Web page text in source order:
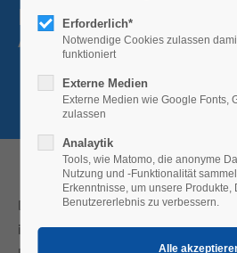
Industrie
Alle Maschen von Micro bis
Die Firma Rau Streckgitter ist auch
industriellen Anwendung ein
Erforderlich*
Notwendige Cookies zulassen
funktioniert
Externe Medien
Externe Medien wie Google Fonts,
zulassen
Analaytik
Tools, wie Matomo, die anonyme
Nutzung und -Funktionalität
Erkenntnisse, um unsere
Benutzererlebnis zu verbessern.